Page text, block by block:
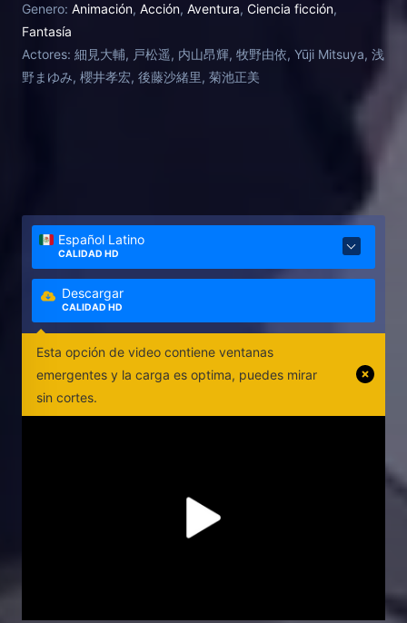
por su abuela materna después de la desaparición
de su padre y la muerte de su madre, es un
estudiante de beca cuyo sueño es evitar todo esto y
vivir una vida estable. Un día, sin embargo, él
encuentra a un hombre que le ofrece una gran suma
Genero: Animación, Acción, Aventura, Ciencia ficción,
Fantasía
Actores: 細見大輔, 戸松遥, 内山昂輝, 牧野由依, Yūji Mitsuya, 浅
野まゆみ, 櫻井孝宏, 後藤沙緒里, 菊池正美
Español Latino
CALIDAD HD
Descargar
CALIDAD HD
Esta opción de video contiene ventanas
emergentes y la carga es optima, puedes mirar
sin cortes.